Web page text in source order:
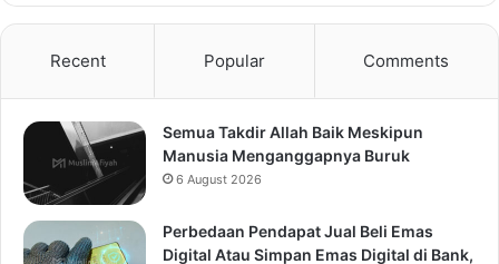
Recent Popular Comments
Semua Takdir Allah Baik Meskipun
Manusia Menganggapnya Buruk
6 August 2026
Perbedaan Pendapat Jual Beli Emas
Digital Atau Simpan Emas Digital di Bank,